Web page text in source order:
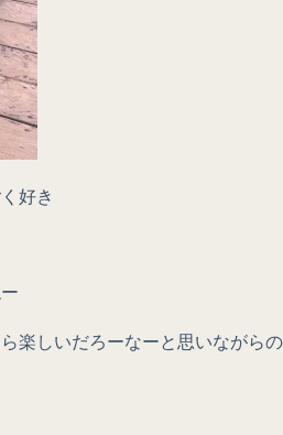
好き
楽しいだろーなーと思いながらの